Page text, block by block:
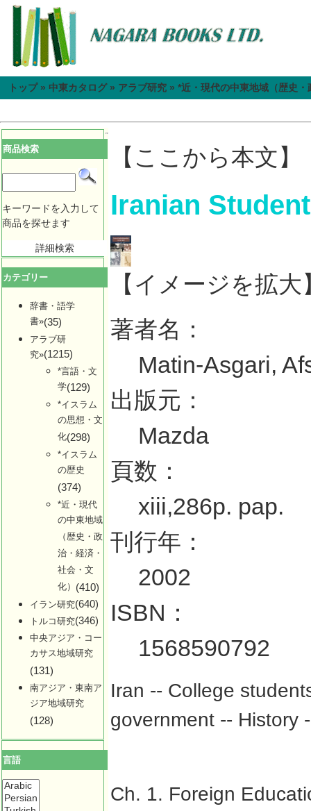
トップ» 中東カタログ» アラブ研究 » *近・現代の中東地域（歴史
商品検索
キーワードを入力して
商品を探せます
詳細検索
カテゴリー
辞書・語学
書»(35)
アラブ研
究»(1215)
*言語・文
学(129)
*イスラム
の思想・文
化(298)
*イスラム
の歴史
(374)
*近・現代
の中東地域
（歴史・政
治・経済・
社会・文
化） (410)
イラン研究(640)
トルコ研究(346)
中央アジア・コー
カサス地域研究
(131)
南アジア・東南ア
ジア地域研究
(128)
言語
【ここから本文】
Iranian
【イメージを拡大
著者名：
Matin-Asgari,
出版元：
Mazda
頁数：
xiii,286p. pap.
刊行年：
2002
ISBN：
1568590792
Iran -- College
government -- History
Ch. 1. Foreign